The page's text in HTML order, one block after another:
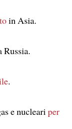
in Asia.
.
e nucleariper